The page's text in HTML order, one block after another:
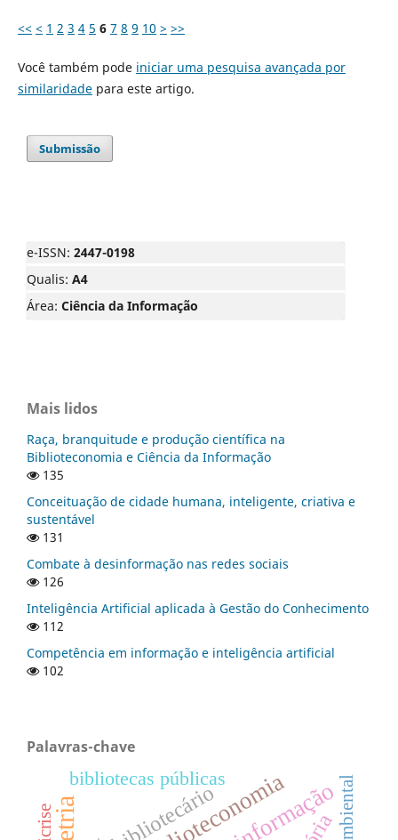
<< < 1 2 3 4 5 6 7 8 9 10 > >>
Você também pode iniciar uma pesquisa avançada por
similaridadepara este artigo.
Submissão
e-ISSN: 2447-0198
Qualis: A4
Área: Ciência da Informação
Mais lidos
Raça, branquitude e produção científica na
Biblioteconomia e Ciência da Informação
135
Conceituação de cidade humana, inteligente, criativa e
sustentável
131
Combate à desinformação nas redes sociais
126
Inteligência Artificial aplicada à Gestão do Conhecimento
112
Competência em informação e inteligência artificial
102
Palavras-chave
biblioteconomia
bibliotecário
bibliotecas públicas